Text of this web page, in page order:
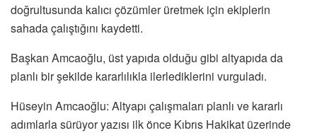
doğrultusunda kalıcı çözümler üretmek için ekiplerin
sahada çalıştığını kaydetti.
Başkan Amcaoğlu, üst yapıda olduğu gibi altyapıda da
planlı bir şekilde kararlılıkla ilerlediklerini vurguladı.
Hüseyin Amcaoğlu: Altyapı çalışmaları planlı ve kararlı
adımlarla sürüyor yazısı ilk önce Kıbrıs Hakikat üzerinde